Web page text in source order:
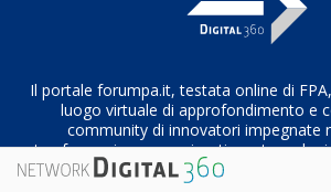
Il portale forumpa.it, testata online di
luogo virtuale di approfondimento e
community di innovatori impegnate
trasformazione organizzativa e